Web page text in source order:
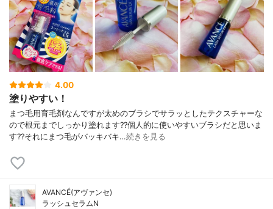
4.00
塗りやすい！
まつ毛用育毛剤なんですが太めのブラシでサラッとしたテクスチャーな
ので根元までしっかり塗れます??個人的に使いやすいブラシだと思いま
す??それにまつ毛がバッキバキ…続きを見る
AVANCÉ(アヴァンセ)
ラッシュセラムN